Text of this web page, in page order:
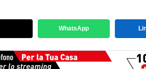
WhatsApp